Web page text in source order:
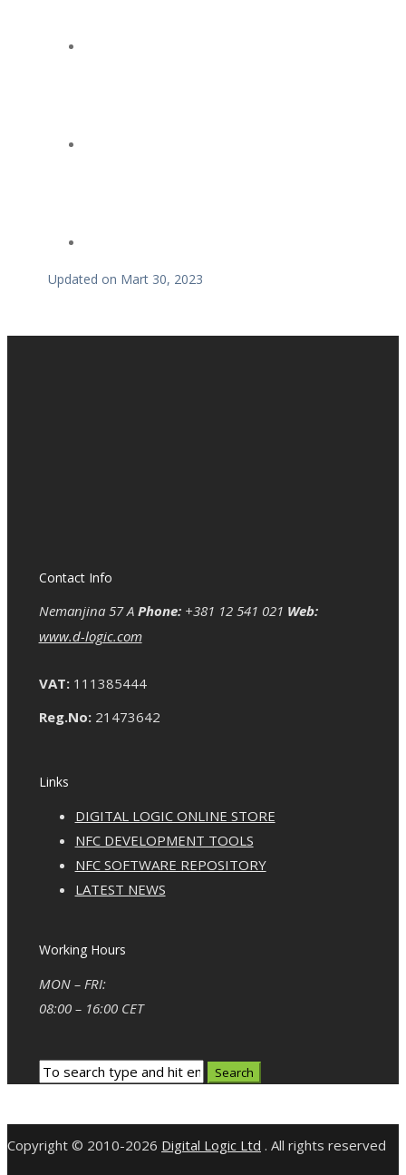
Updated on Mart 30, 2023
Contact Info
Nemanjina 57 A Phone:+381 12 541 021 Web:
www.d-logic.com
VAT:111385444
Reg.No:21473642
Links
DIGITAL LOGIC ONLINE STORE
NFC DEVELOPMENT TOOLS
NFC SOFTWARE REPOSITORY
LATEST NEWS
Working Hours
MON – FRI:
08:00 – 16:00 CET
Copyright © 2010-2026 Digital Logic Ltd . All rights reserved